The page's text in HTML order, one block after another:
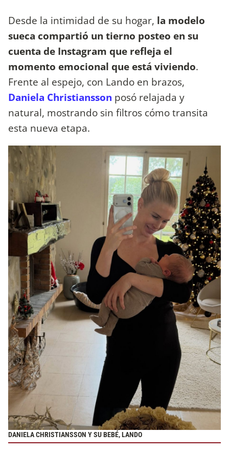
Desde la intimidad de su hogar, la modelo
sueca compartió un tierno posteo en su
cuenta de Instagram que refleja el
momento emocional que está viviendo.
Frente al espejo, con Lando en brazos,
Daniela Christiansson posó relajada y
natural, mostrando sin filtros cómo transita
esta nueva etapa.
DANIELA CHRISTIANSSON Y SU BEBÉ, LANDO